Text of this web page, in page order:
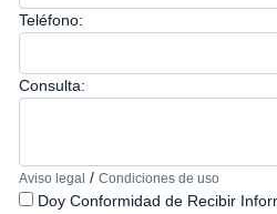
Teléfono:
Consulta:
Aviso legal / Condiciones de uso
Doy Conformidad de Recibir